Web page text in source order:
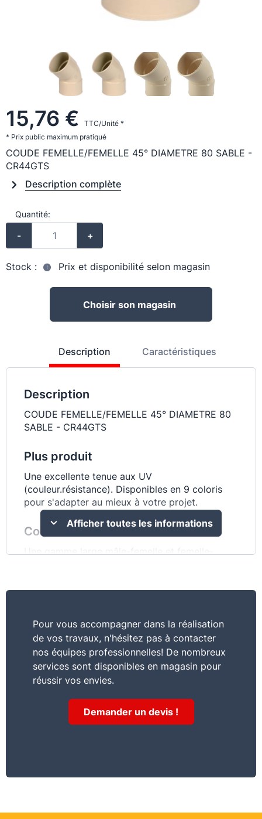
15,76 €
TTC/Unité *
* Prix public maximum pratiqué
COUDE FEMELLE/FEMELLE 45° DIAMETRE 80 SABLE -
CR44GTS
Description complète
Quantité:
- +
Stock : Prix et disponibilité selon magasin
Choisir son magasin
Description Caractéristiques
Description
COUDE FEMELLE/FEMELLE 45° DIAMETRE 80
SABLE - CR44GTS
Plus produit
Une excellente tenue aux UV
(couleur.résistance). Disponibles en 9 coloris
pour s'adapter au mieux à votre projet.
Commentaire
Une gamme large mâle-femelle et femelle-
Afficher toutes les informations
Pour vous accompagner dans la réalisation
de vos travaux, n'hésitez pas à contacter
nos équipes professionnelles! De nombreux
services sont disponibles en magasin pour
réussir vos envies.
Demander un devis !